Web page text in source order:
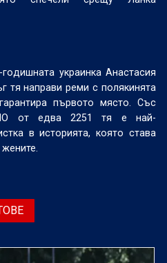
украинка Анастасия
тя направи реми с полякинята
първото място. Със
от едва 2251 тя е най-
в историята, която става